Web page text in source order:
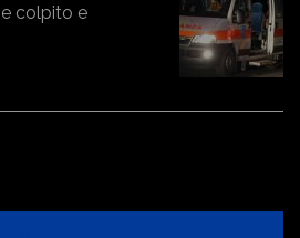
colpito e